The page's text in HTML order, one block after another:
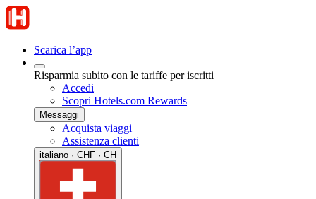
Scarica l’app
Risparmia subito con le tariffe per iscritti
Accedi
Scopri Hotels.com Rewards
Messaggi
Acquista viaggi
Assistenza clienti
italiano · CHF · CH